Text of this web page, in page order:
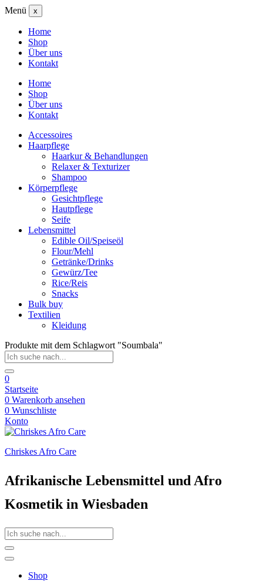
Menü x
Home
Shop
Über uns
Kontakt
Home
Shop
Über uns
Kontakt
Accessoires
Haarpflege
Haarkur & Behandlungen
Relaxer & Texturizer
Shampoo
Körperpflege
Gesichtpflege
Hautpflege
Seife
Lebensmittel
Edible Oil/Speiseöl
Flour/Mehl
Getränke/Drinks
Gewürz/Tee
Rice/Reis
Snacks
Bulk buy
Textilien
Kleidung
Produkte mit dem Schlagwort "Soumbala"
0
Startseite
0 Warenkorb ansehen
0 Wunschliste
Konto
Chriskes Afro Care
Afrikanische Lebensmittel und Afro
Kosmetik in Wiesbaden
Shop